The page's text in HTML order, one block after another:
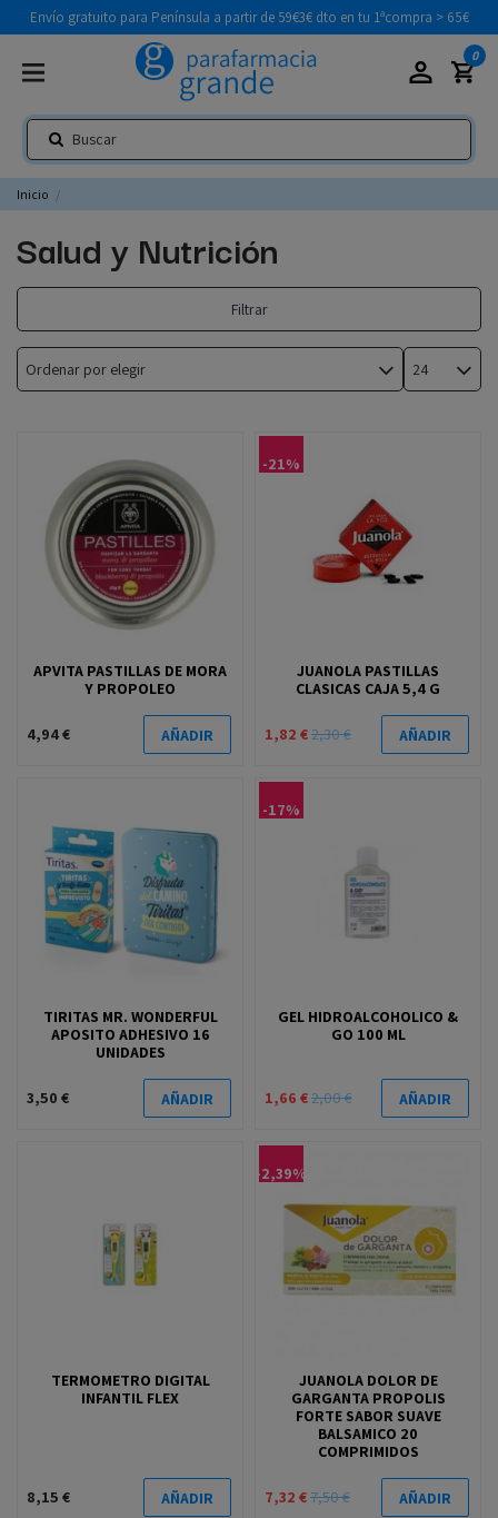
Envío gratuito para Península a partir de 59€3€ dto en tu 1ªcompra > 65€
0
Inicio
Salud y Nutrición
Filtrar
Ordenar por elegir 24
APVITA PASTILLAS DE MORA
Y PROPOLEO
4,94 € AÑADIR
-21%
JUANOLA PASTILLAS
CLASICAS CAJA 5,4 G
1,82 €2,30 € AÑADIR
TIRITAS MR. WONDERFUL
APOSITO ADHESIVO 16
UNIDADES
3,50 € AÑADIR
-17%
GEL HIDROALCOHOLICO &
GO 100 ML
1,66 €2,00 € AÑADIR
TERMOMETRO DIGITAL
INFANTIL FLEX
8,15 € AÑADIR
-2,39%
JUANOLA DOLOR DE
GARGANTA PROPOLIS
FORTE SABOR SUAVE
BALSAMICO 20
COMPRIMIDOS
7,32 €7,50 € AÑADIR